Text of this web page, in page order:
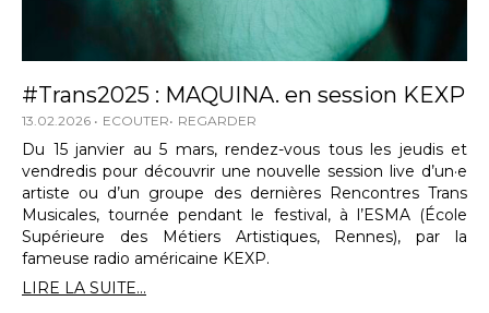
#Trans2025 : MAQUINA. en session KEXP
13.02.2026 ECOUTER REGARDER
Du 15 janvier au 5 mars, rendez-vous tous les jeudis et
vendredis pour découvrir une nouvelle session live d’un·e
artiste ou d’un groupe des dernières Rencontres Trans
Musicales, tournée pendant le festival, à l’ESMA (École
Supérieure des Métiers Artistiques, Rennes), par la
fameuse radio américaine KEXP.
LIRE LA SUITE...